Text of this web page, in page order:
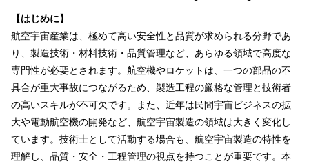
【はじめに】
航空宇宙産業は、極めて高い安全性と品質が求められる分野であ
り、製造技術・材料技術・品質管理など、あらゆる領域で高度な
専門性が必要とされます。航空機やロケットは、一つの部品の不
具合が重大事故につながるため、製造工程の厳格な管理と技術者
の高いスキルが不可欠です。また、近年は民間宇宙ビジネスの拡
大や電動航空機の開発など、航空宇宙製造の領域は大きく変化し
ています。技術士として活動する場合も、航空宇宙製造の特性を
理解し、品質・安全・工程管理の視点を持つことが重要です。本